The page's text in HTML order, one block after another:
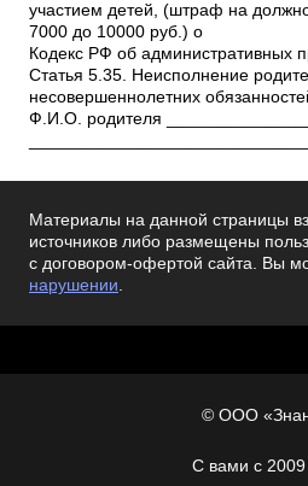
участием детей, (штраф на
7000 до 10000 руб.) o
Кодекс РФ об административных
Статья 5.35. Неисполнение
несовершеннолетних
Ф.И.О. родителя
Материалы на данной страницы
источников либо размещены
с договором-офертой сайта. Вы
нарушении.
© ООО
С вами с 2009